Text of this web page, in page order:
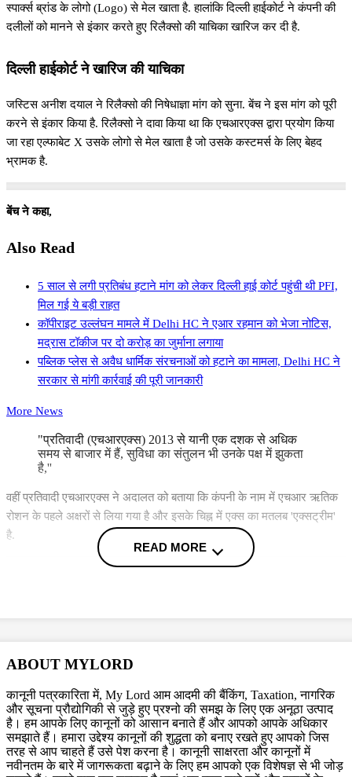
स्पार्क्स ब्रांड के लोगो (Logo) से मेल खाता है. हालांकि दिल्ली हाईकोर्ट ने कंपनी की
दलीलों को मानने से इंकार करते हुए रिलैक्सो की याचिका खारिज कर दी है.
दिल्ली हाईकोर्ट ने खारिज की याचिका
जस्टिस अनीश दयाल ने रिलैक्सो की निषेधाज्ञा मांग को सुना. बेंच ने इस मांग को पूरी
करने से इंकार किया है. रिलैक्सो ने दावा किया था कि एचआरएक्स द्वारा प्रयोग किया
जा रहा एल्फाबेट X उसके लोगो से मेल खाता है जो उसके कस्टमर्स के लिए बेहद
भ्रामक है.
बेंच ने कहा,
Also Read
5 साल से लगी प्रतिबंध हटाने मांग को लेकर दिल्ली हाई कोर्ट पहुंची थी PFI,
मिल गई ये बड़ी राहत
कॉपीराइट उल्लंघन मामले में Delhi HC ने एआर रहमान को भेजा नोटिस,
मद्रास टॉकीज पर दो करोड़ का जुर्माना लगाया
पब्लिक प्लेस से अवैध धार्मिक संरचनाओं को हटाने का मामला, Delhi HC ने
सरकार से मांगी कार्रवाई की पूरी जानकारी
More News
"प्रतिवादी (एचआरएक्स) 2013 से यानी एक दशक से अधिक
समय से बाजार में हैं, सुविधा का संतुलन भी उनके पक्ष में झुकता
है,''
वहीं प्रतिवादी एचआरएक्स ने अदालत को बताया कि कंपनी के नाम में एचआर ऋतिक
रोशन के पहले अक्षरों से लिया गया है और इसके चिह्न में एक्स का मतलब 'एक्सट्रीम'
है.
क्या है मामला?
रिलैक्सो ने कॉपीराइट इंफ्रिंजमेंट के लिए एक्सएस ब्रांड्स कंसल्टेंसी प्राइवेट
READ MORE
ABOUT MYLORD
कानूनी पत्रकारिता में, My Lord आम आदमी की बैंकिंग, Taxation, नागरिक
और सूचना प्रौद्योगिकी से जुड़े हुए प्रश्नो की समझ के लिए एक अनूठा उत्पाद
है। हम आपके लिए कानूनों को आसान बनाते हैं और आपको आपके अधिकार
समझाते हैं। हमारा उद्देश्य कानूनों की शुद्धता को बनाए रखते हुए आपको जिस
तरह से आप चाहते हैं उसे पेश करना है। कानूनी साक्षरता और कानूनों में
नवीनतम के बारे में जागरूकता बढ़ाने के लिए हम आपको एक विशेषज्ञ से भी जोड़